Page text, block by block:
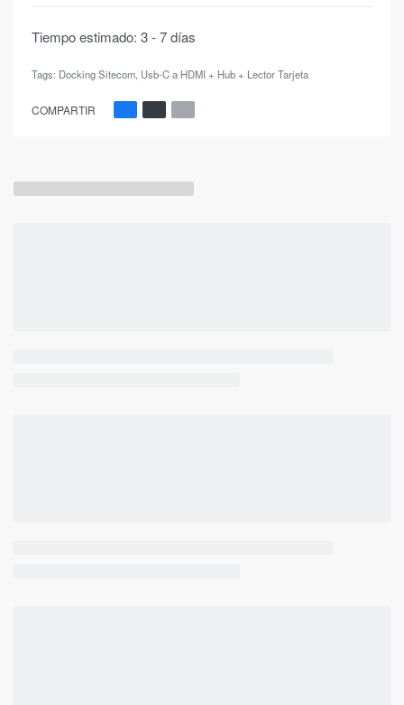
Tiempo estimado: 3 - 7 días
Tags: Docking Sitecom Usb-C a HDMI + Hub + Lector Tarjeta
COMPARTIR